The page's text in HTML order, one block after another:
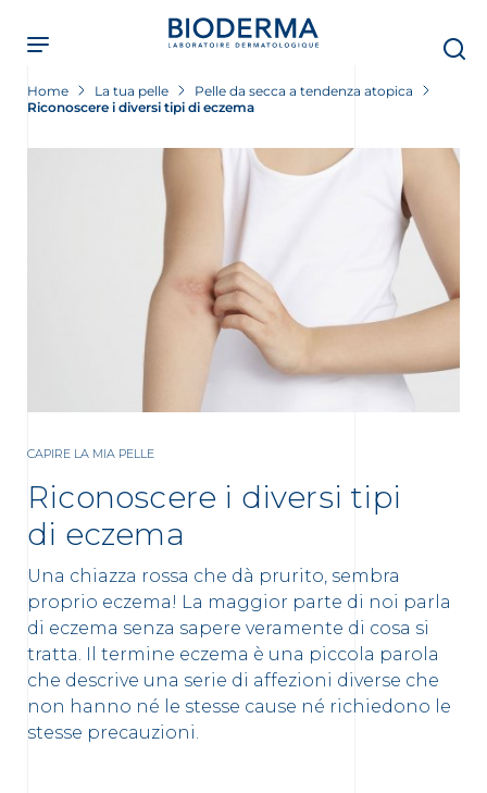
main
content
Home La tua pelle
Pelle da secca a tendenza atopica
Riconoscere i diversi tipi di eczema
CAPIRE LA MIA PELLE
Riconoscere i diversi tipi
di eczema
Una chiazza rossa che dà prurito, sembra
proprio eczema! La maggior parte di noi parla
di eczema senza sapere veramente di cosa si
tratta. Il termine eczema è una piccola parola
che descrive una serie di affezioni diverse che
non hanno né le stesse cause né richiedono le
stesse precauzioni.